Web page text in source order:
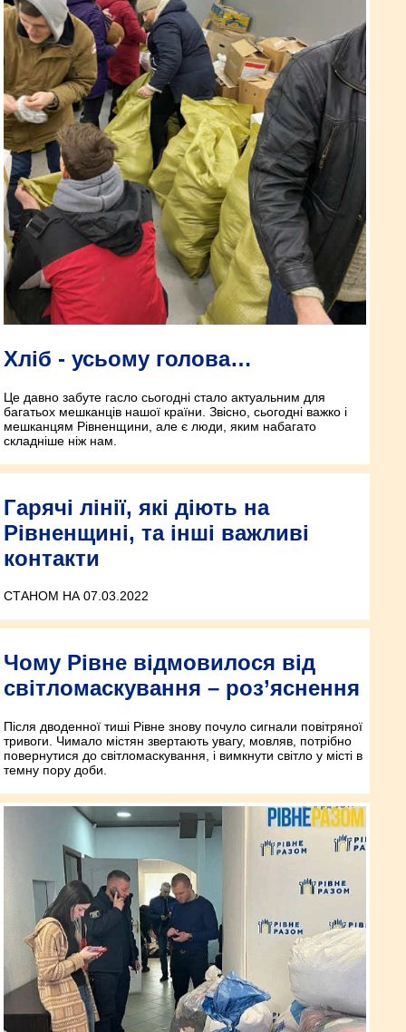
Хліб - усьому голова…
Це давно забуте гасло сьогодні стало актуальним для
багатьох мешканців нашої країни. Звісно, сьогодні важко і
мешканцям Рівненщини, але є люди, яким набагато
складніше ніж нам.
Гарячі лінії, які діють на
Рівненщині, та інші важливі
контакти
СТАНОМ НА 07.03.2022
Чому Рівне відмовилося від
світломаскування – роз’яснення
Після дводенної тиші Рівне знову почуло сигнали повітряної
тривоги. Чимало містян звертають увагу, мовляв, потрібно
повернутися до світломаскування, і вимкнути світло у місті в
темну пору доби.